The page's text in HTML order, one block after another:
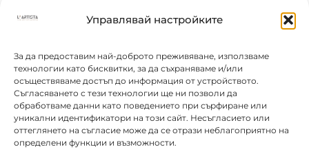
Управлявай настройките
За да предоставим най-доброто преживяване, използваме
технологии като бисквитки, за да съхраняваме и/или
осъществяваме достъп до информация от устройството.
Съгласяването с тези технологии ще ни позволи да
обработваме данни като поведението при сърфиране или
уникални идентификатори на този сайт. Несъгласието или
оттеглянето на съгласие може да се отрази неблагоприятно на
определени функции и възможности.
Карта
ЗАЯВИ ОГЛЕД